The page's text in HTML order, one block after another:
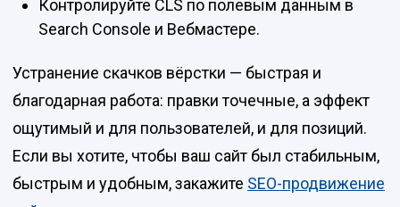
Контролируйте CLS по полевым данным в
Search Console и Вебмастере.
Устранение скачков вёрстки — быстрая и
благодарная работа: правки точечные, а эффект
ощутимый и для пользователей, и для позиций.
Если вы хотите, чтобы ваш сайт был стабильным,
быстрым и удобным, закажите SEO-продвижение